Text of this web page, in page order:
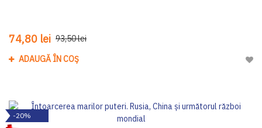
74,80 lei 93,50 lei
ADAUGĂ ÎN COȘ
-20%